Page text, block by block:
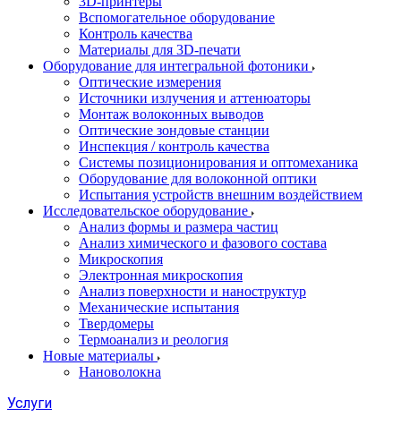
Вспомогательное оборудование
Контроль качества
Материалы для 3D-печати
Оборудование для интегральной фотоники
Оптические измерения
Источники излучения и аттенюаторы
Монтаж волоконных выводов
Оптические зондовые станции
Инспекция / контроль качества
Системы позиционирования и оптомеханика
Оборудование для волоконной оптики
Испытания устройств внешним воздействием
Исследовательское оборудование
Анализ формы и размера частиц
Анализ химического и фазового состава
Микроскопия
Электронная микроскопия
Анализ поверхности и наноструктур
Механические испытания
Твердомеры
Термоанализ и реология
Новые материалы
Нановолокна
Услуги